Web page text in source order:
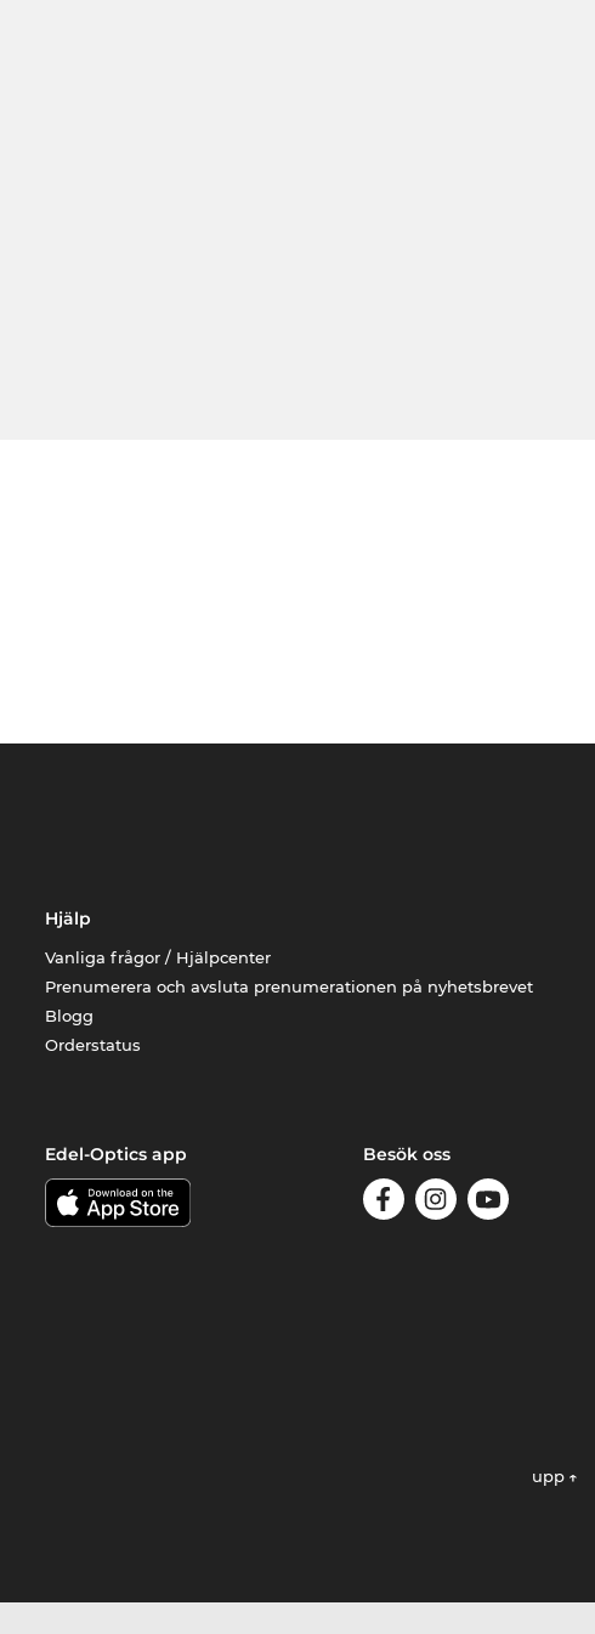
Hjälp
Vanliga frågor / Hjälpcenter
Prenumerera och avsluta prenumerationen på nyhetsbrevet
Blogg
Orderstatus
Edel-Optics app Besök oss
upp